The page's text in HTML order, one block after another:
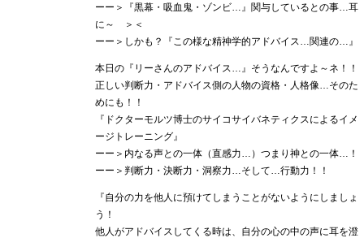
ーー＞『黒幕・吸血鬼・ゾンビ…』関与しているとの事…耳
に～ ＞＜
ーー＞しかも？『この様な精神学的アドバイス…関連の…』
本日の『リーさんのアドバイス…』そうなんですよ～ネ！！
正しい判断力・アドバイス側の人物の資格・人格像…そのた
めにも！！
『ドクターモルツ博士のサイコサイバネティクスによるイメ
ージトレーニング』
ーー＞内なる声との一体（直感力…）つまり神との一体…！
ーー＞判断力・決断力・洞察力…そして…行動力！！
『自分の力を他人に預けてしまうことがないようにしましょ
う！
他人がアドバイスしてくる時は、自分の心の中の声に耳を澄